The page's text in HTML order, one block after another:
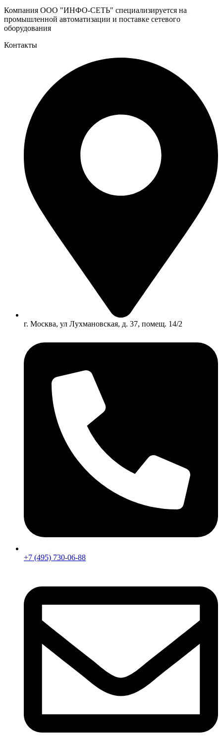
Компания ООО "ИНФО-СЕТЬ" специализируется на
промышленной автоматизации и поставке сетевого
оборудования
Контакты
г. Москва, ул Лухмановская, д. 37, помещ. 14/2
+7 (495) 730-06-88